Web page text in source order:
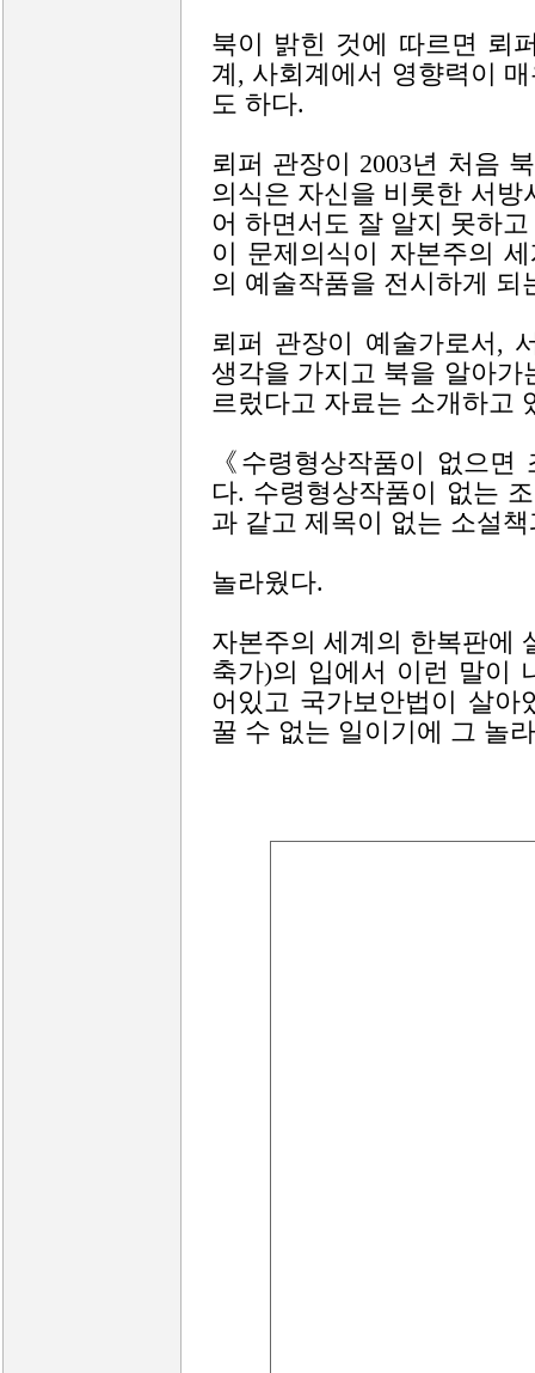
북이 밝힌 것에 따르면 뢰
계, 사회계에서 영향력이
도 하다.
뢰퍼 관장이 2003년 처음
의식은 자신을 비롯한 서
어 하면서도 잘 알지 못하
이 문제의식이 자본주의
의 예술작품을 전시하게 되
뢰퍼 관장이 예술가로서,
생각을 가지고 북을 알아
르렀다고 자료는 소개하고
《수령형상작품이 없으
다. 수령형상작품이 없는
과 같고 제목이 없는 소설
놀라웠다.
자본주의 세계의 한복판에
축가)의 입에서 이런 말이
어있고 국가보안법이 살
꿀 수 없는 일이기에 그 놀